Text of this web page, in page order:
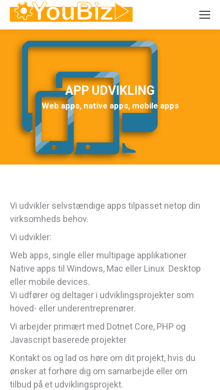
APP UDVIKLING
Web apps, native apps, mobile apps
Vi udvikler selvstændige apps tilpasset netop din
virksomheds behov.
Vi udvikler:
Web apps, single eller multipage applikationer
Native apps til Windows, Mac eller Linux Desktop
eller mobile devices.
Vi udfører og deltager i udviklingsprojekter som
hoved- eller underentreprenører.
Vi arbejder primært med Dotnet Core, PHP og
Javascript baserede projekter
Kontakt os og lad os høre om dit projekt, hvis du
ønsker at forhøre dig om samarbejde eller om
tilbud på et udviklingsprojekt.